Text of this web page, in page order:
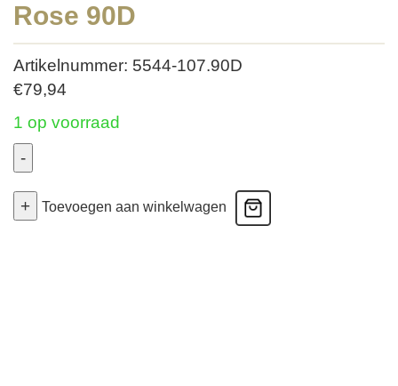
Rose 90D
Artikelnummer: 5544-107.90D
€79,94
1 op voorraad
-
Control
+ Toevoegen aan winkelwagen